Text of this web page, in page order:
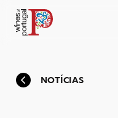
NOTÍCIAS